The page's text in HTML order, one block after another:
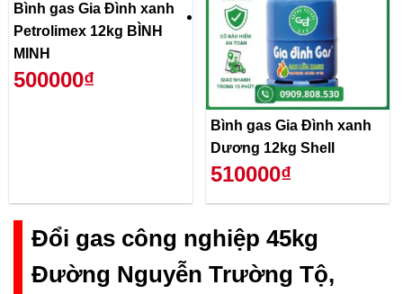
Bình gas Gia Đình xanh
Petrolimex 12kg BÌNH
MINH
500000₫
Bình gas Gia Đình xanh
Dương 12kg Shell
510000₫
Đổi gas công nghiệp 45kg
Đường Nguyễn Trường Tộ,